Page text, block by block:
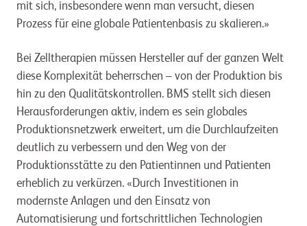
mit sich, insbesondere wenn man versucht, diesen
Prozess für eine globale Patientenbasis zu skalieren.»
Bei Zelltherapien müssen Hersteller auf der ganzen Welt
diese Komplexität beherrschen – von der Produktion bis
hin zu den Qualitätskontrollen. BMS stellt sich diesen
Herausforderungen aktiv, indem es sein globales
Produktionsnetzwerk erweitert, um die Durchlaufzeiten
deutlich zu verbessern und den Weg von der
Produktionsstätte zu den Patientinnen und Patienten
erheblich zu verkürzen. «Durch Investitionen in
modernste Anlagen und den Einsatz von
Automatisierung und fortschrittlichen Technologien